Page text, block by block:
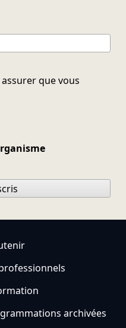
que vous
archivées